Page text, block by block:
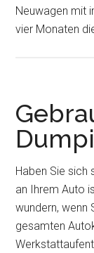
Neuwagen mit
vier Monaten
Haben Sie sich
an Ihrem Auto
wundern, wenn
gesamten